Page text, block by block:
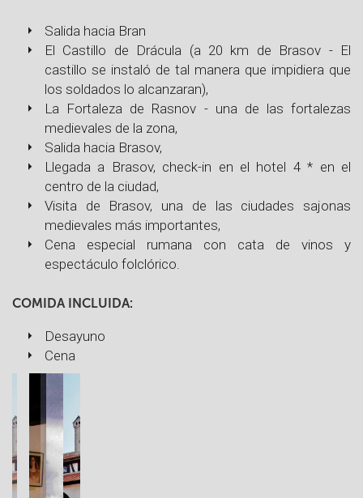
Salida hacia Bran
El Castillo de Drácula (a 20 km de Brasov - El
castillo se instaló de tal manera que impidiera que
los soldados lo alcanzaran),
La Fortaleza de Rasnov - una de las fortalezas
medievales de la zona,
Salida hacia Brasov,
Llegada a Brasov, check-in en el hotel 4 * en el
centro de la ciudad,
Visita de Brasov, una de las ciudades sajonas
medievales más importantes,
Cena especial rumana con cata de vinos y
espectáculo folclórico.
COMIDA INCLUIDA:
Desayuno
Cena